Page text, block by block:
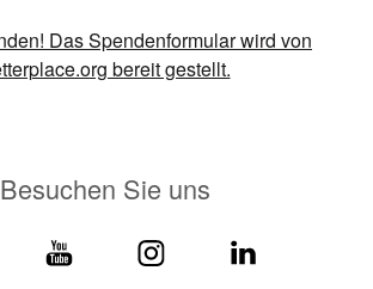
Besuchen Sie uns